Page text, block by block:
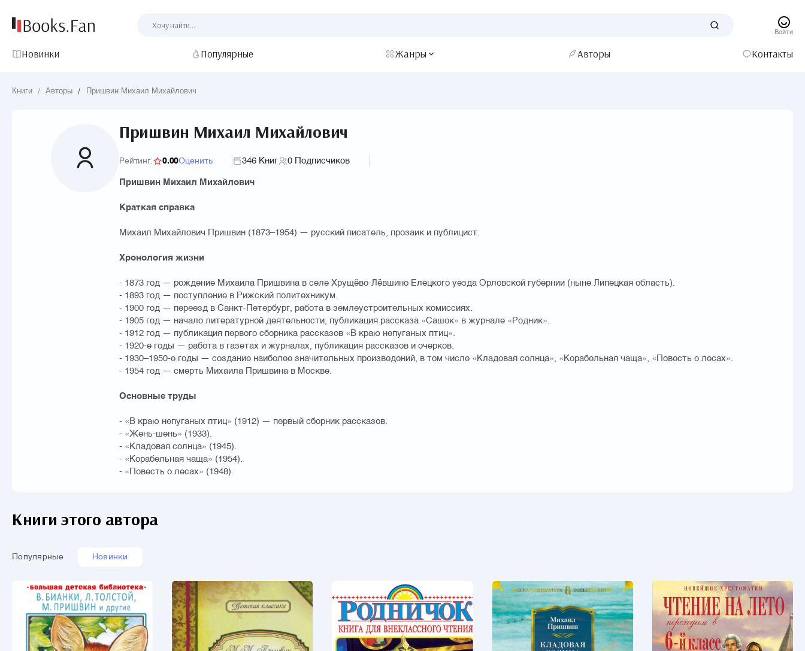
Войти
Новинки Популярные Жанры Авторы Контакты
Книги / Авторы / Пришвин Михаил Михайлович
Пришвин Михаил Михайлович
Рейтинг: 0.00Оценить 346 Книг 0 Подписчиков
Пришвин Михаил Михайлович
Краткая справка
Михаил Михайлович Пришвин (1873–1954) — русский писатель, прозаик и публицист.
Хронология жизни
- 1873 год — рождение Михаила Пришвина в селе Хрущёво-Лёвшино Елецкого уезда Орловской губернии (ныне Липецкая область).
- 1893 год — поступление в Рижский политехникум.
- 1900 год — переезд в Санкт-Петербург, работа в землеустроительных комиссиях.
- 1905 год — начало литературной деятельности, публикация рассказа «Сашок» в журнале «Родник».
- 1912 год — публикация первого сборника рассказов «В краю непуганых птиц».
- 1920-е годы — работа в газетах и журналах, публикация рассказов и очерков.
- 1930–1950-е годы — создание наиболее значительных произведений, в том числе «Кладовая солнца», «Корабельная чаща», «Повесть о лесах».
- 1954 год — смерть Михаила Пришвина в Москве.
Основные труды
- «В краю непуганых птиц» (1912) — первый сборник рассказов.
- «Жень-шень» (1933).
- «Кладовая солнца» (1945).
- «Корабельная чаща» (1954).
- «Повесть о лесах» (1948).
Книги этого автора
Популярные Новинки